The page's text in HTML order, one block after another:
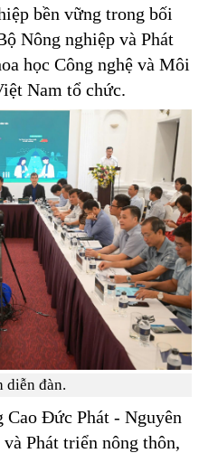
bền vững trong bối
Nông nghiệp và Phát
học Công nghệ và Môi
Nam tổ chức.
diễn đàn.
Cao Đức Phát - Nguyên
Phát triển nông thôn,